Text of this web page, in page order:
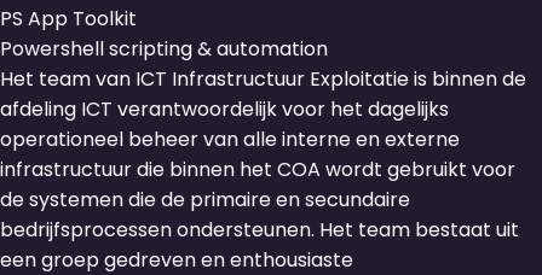
PS App Toolkit
Powershell scripting & automation
Het team van ICT Infrastructuur Exploitatie is binnen de
afdeling ICT verantwoordelijk voor het dagelijks
operationeel beheer van alle interne en externe
infrastructuur die binnen het COA wordt gebruikt voor
de systemen die de primaire en secundaire
bedrijfsprocessen ondersteunen. Het team bestaat uit
een groep gedreven en enthousiaste